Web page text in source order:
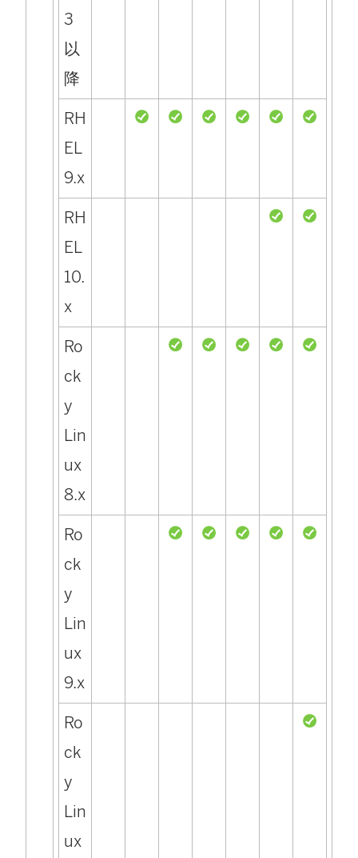
3
以
降
RH
EL
9.x
RH
EL
10.
x
Ro
ck
y
Lin
ux
8.x
Ro
ck
y
Lin
ux
9.x
Ro
ck
y
Lin
ux